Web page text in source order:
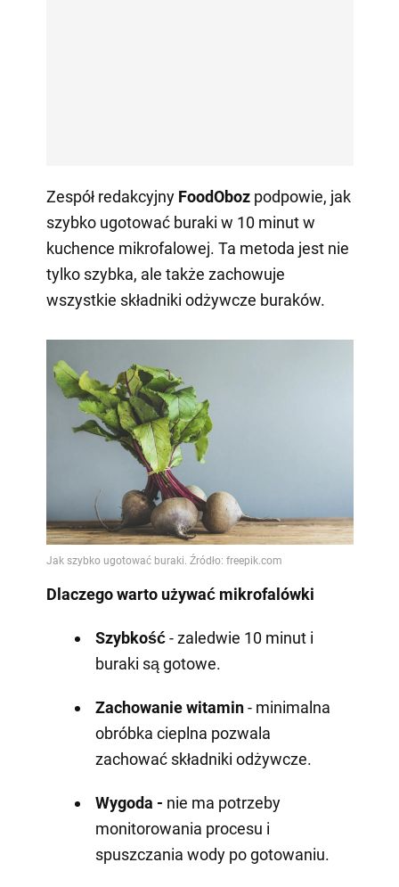
Zespół redakcyjny FoodOboz podpowie, jak
szybko ugotować buraki w 10 minut w
kuchence mikrofalowej. Ta metoda jest nie
tylko szybka, ale także zachowuje
wszystkie składniki odżywcze buraków.
Dlaczego warto używać mikrofalówki
Szybkość- zaledwie 10 minut i
buraki są gotowe.
Zachowanie witamin- minimalna
obróbka cieplna pozwala
zachować składniki odżywcze.
Wygoda - nie ma potrzeby
monitorowania procesu i
spuszczania wody po gotowaniu.